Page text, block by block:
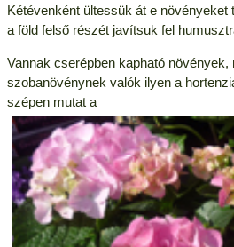
Kétévenként ültessük át e
a föld felső részét javítsuk fel
Vannak cserépben kapható
szobanövénynek valók ilyen a
szépen mutat a